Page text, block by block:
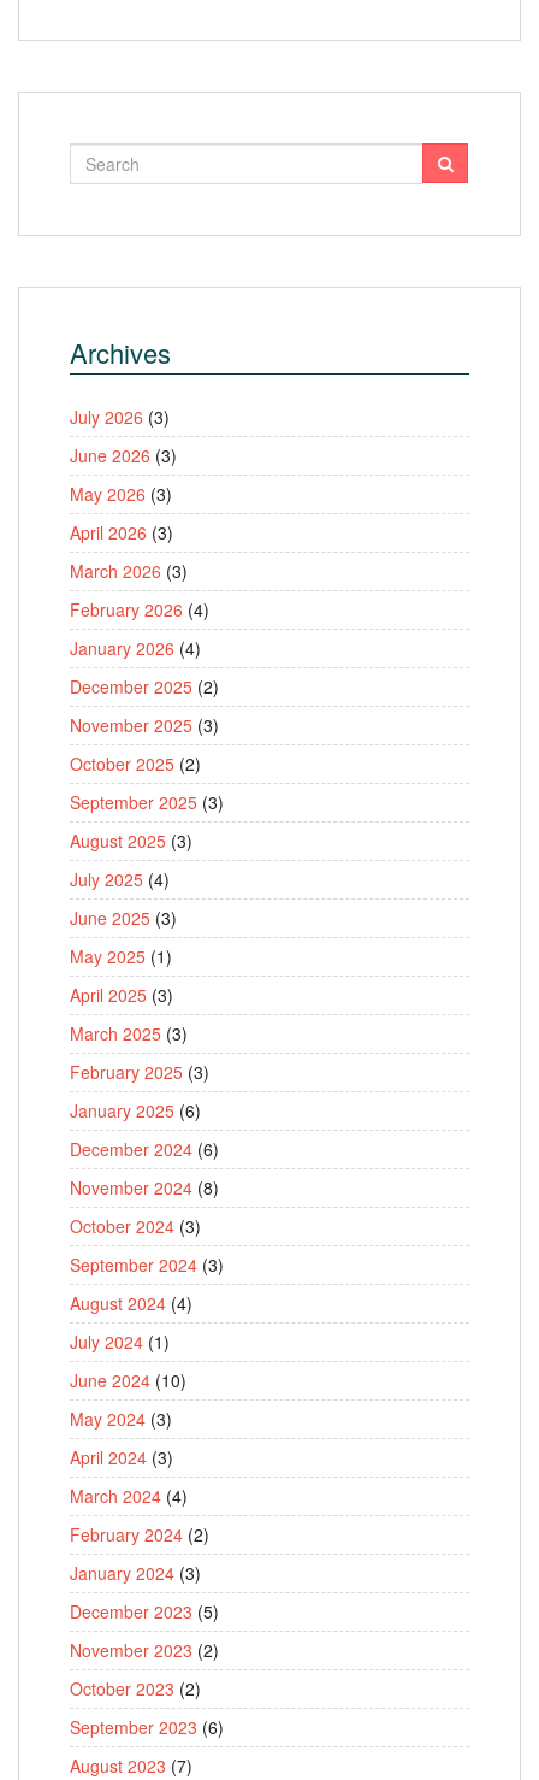
Archives
July 2026 (3)
June 2026 (3)
May 2026 (3)
April 2026 (3)
March 2026 (3)
February 2026 (4)
January 2026 (4)
December 2025 (2)
November 2025 (3)
October 2025 (2)
September 2025 (3)
August 2025 (3)
July 2025 (4)
June 2025 (3)
May 2025 (1)
April 2025 (3)
March 2025 (3)
February 2025 (3)
January 2025 (6)
December 2024 (6)
November 2024 (8)
October 2024 (3)
September 2024 (3)
August 2024 (4)
July 2024 (1)
June 2024 (10)
May 2024 (3)
April 2024 (3)
March 2024 (4)
February 2024 (2)
January 2024 (3)
December 2023 (5)
November 2023 (2)
October 2023 (2)
September 2023 (6)
August 2023 (7)